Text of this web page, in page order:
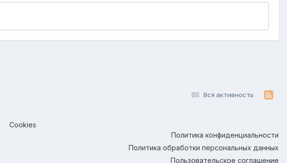
Вся активность
Cookies
Политика конфиденциальности
Политика обработки персональных данных
Пользовательское соглашение